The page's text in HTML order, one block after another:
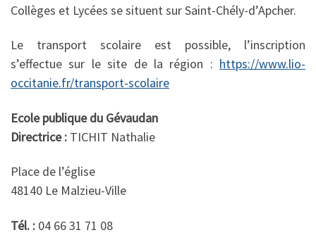
Collèges et Lycées se situent sur Saint-Chély-d’Apcher.
Le transport scolaire est possible, l’inscription
s’effectue sur le site de la région : https://www.lio-
occitanie.fr/transport-scolaire
Ecole publique du Gévaudan
Directrice : TICHIT Nathalie
Place de l’église
48140 Le Malzieu-Ville
Tél. : 04 66 31 71 08